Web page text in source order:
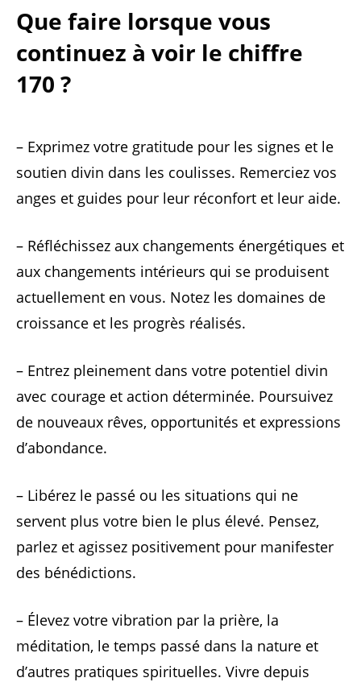
Que faire lorsque vous
continuez à voir le chiffre
170 ?
– Exprimez votre gratitude pour les signes et le
soutien divin dans les coulisses. Remerciez vos
anges et guides pour leur réconfort et leur aide.
– Réfléchissez aux changements énergétiques et
aux changements intérieurs qui se produisent
actuellement en vous. Notez les domaines de
croissance et les progrès réalisés.
– Entrez pleinement dans votre potentiel divin
avec courage et action déterminée. Poursuivez
de nouveaux rêves, opportunités et expressions
d’abondance.
– Libérez le passé ou les situations qui ne
servent plus votre bien le plus élevé. Pensez,
parlez et agissez positivement pour manifester
des bénédictions.
– Élevez votre vibration par la prière, la
méditation, le temps passé dans la nature et
d’autres pratiques spirituelles. Vivre depuis